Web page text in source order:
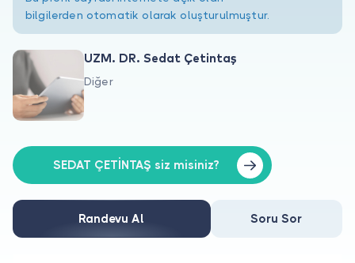
Hakkımızda
Doktorlar için
Doktor musunuz?
bilgilerden otomatik olarak oluşturulmuştur.
UZM. DR. Sedat Çetintaş
Diğer
SEDAT ÇETİNTAŞ siz misiniz?
Randevu Al Soru Sor